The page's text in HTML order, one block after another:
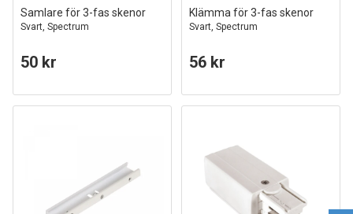
Samlare för 3-fas skenor
Svart, Spectrum
50 kr
Klämma för 3-fas skenor
Svart, Spectrum
56 kr